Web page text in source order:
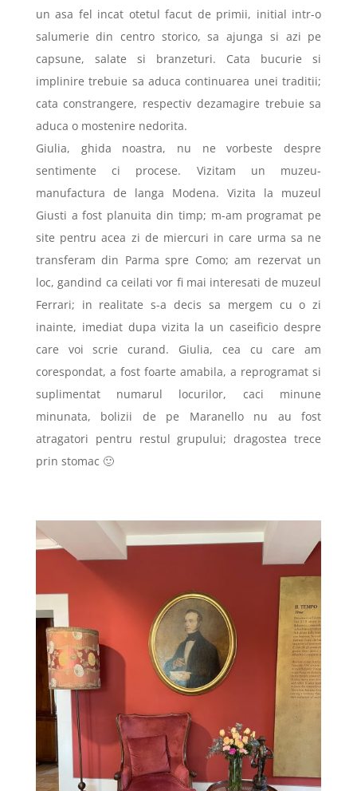
un asa fel incat otetul facut de primii, initial intr-o
salumerie din centro storico, sa ajunga si azi pe
capsune, salate si branzeturi. Cata bucurie si
implinire trebuie sa aduca continuarea unei traditii;
cata constrangere, respectiv dezamagire trebuie sa
aduca o mostenire nedorita.
Giulia, ghida noastra, nu ne vorbeste despre
sentimente ci procese. Vizitam un muzeu-
manufactura de langa Modena. Vizita la muzeul
Giusti a fost planuita din timp; m-am programat pe
site pentru acea zi de miercuri in care urma sa ne
transferam din Parma spre Como; am rezervat un
loc, gandind ca ceilati vor fi mai interesati de muzeul
Ferrari; in realitate s-a decis sa mergem cu o zi
inainte, imediat dupa vizita la un caseificio despre
care voi scrie curand. Giulia, cea cu care am
corespondat, a fost foarte amabila, a reprogramat si
suplimentat numarul locurilor, caci minune
minunata, bolizii de pe Maranello nu au fost
atragatori pentru restul grupului; dragostea trece
prin stomac 🙂